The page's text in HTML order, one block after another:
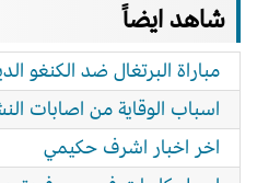
شاهد ايضاً
مباراة البرتغال ضد الكنغو
اسباب الوقاية من اصابات
اخر اخبار اشرف حكيمي